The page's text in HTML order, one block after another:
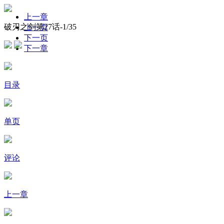
破刃之剑第27话-1/35
上一章
上一页
下一页
下一章
目录
单页
评论
上一章